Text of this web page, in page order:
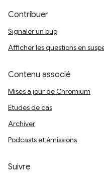
Contribuer
Signaler un bug
Afficher les questions en
Contenu associé
Mises à jour de Chromium
Études de cas
Archiver
Podcasts et émissions
Suivre